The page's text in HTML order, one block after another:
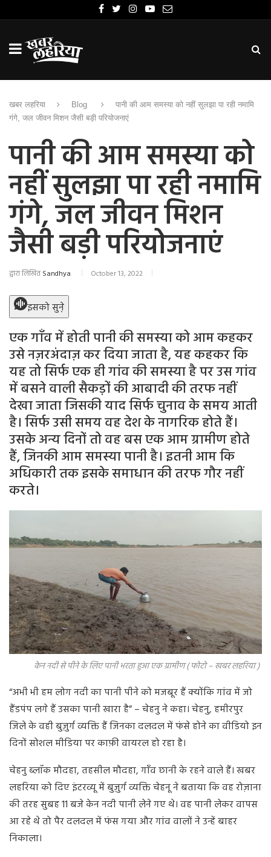
खबर लहरिया Blog
पानी की आम समस्या को नहीं सुलझा पा रही नमामि
गंगे, जल जीवन मिशन जैसी बड़ी परियोजनाएं
पानी की आम समस्या को
नहीं सुलझा पा रही नमामि
गंगे, जल जीवन मिशन
जैसी बड़ी परियोजनाएं
द्वारा लिखितSandhya October 13, 2022
इसको सुने़
एक गाँव में होती पानी की समस्या को आम कहकर
उसे नज़रअंदाज़ कर दिया जाता है, यह कहकर कि
यह तो सिर्फ एक ही गांव की समस्या है पर उस गांव
में बसने वाली सैकड़ों की आबादी की तरफ नहीं
देखा जाता जिसकी याद सिर्फ चुनाव के समय आती
है। सिर्फ उसी समय वह देश के नागरिक होते हैं।
उसके अन्य दिनों तो वह बस एक आम ग्रामीण होते
हैं, जिनकी आम समस्या पानी है। इतनी आम कि
अधिकारी तक इसके समाधान की तरफ गौर नहीं
करते।
केन नदी से पीने के लिए पानी भरता हुआ एक ग्रामीण ( फोटो – खबर लहरिया )
“अभी भी हम लोग नदी का पानी पीने को मजबूर हैं क्योंकि गांव में जो
हैंडपंप लगे हैं उसका पानी खारा है” – चेहनु ने कहा। चेहनु, हमीरपुर
जिले के वही बुज़ुर्ग व्यक्ति हैं जिनका दलदल में फंसे होने का वीडियो इन
दिनों सोशल मीडिया पर काफ़ी वायरल हो रहा है।
चेहनु ब्लॉक मौदहा, तहसील मौदहा, गाँव छानी के रहने वाले हैं। खबर
लहरिया को दिए इंटरव्यू में बुज़ुर्ग व्यक्ति चेहनू ने बताया कि वह रोज़ाना
की तरह सुबह 11 बजे केन नदी पानी लेने गए थे। वह पानी लेकर वापस
आ रहे थे तो पैर दलदल में फंस गया और गांव वालों ने उन्हें बाहर
निकाला।